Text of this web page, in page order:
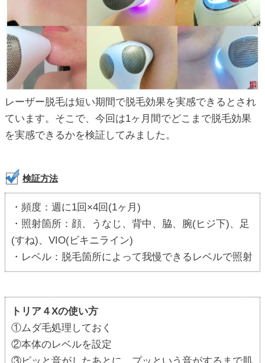
レーザー脱毛は短い期間で脱毛効果を実感できるとされ
ています。そこで、今回は1ヶ月間でどこまで脱毛効果
を実感できるかを検証してみました。
検証方法
・頻度：週に1回×4回(1ヶ月)
・照射箇所：顔、うなじ、背中、脇、腕(ヒジ下)、足
(すね)、VIO(ビキニライン)
・レベル：脱毛箇所によって我慢できるレベルで照射
トリア４Xの使い方
①ムダ毛処理しておく
②本体のレベルを設定